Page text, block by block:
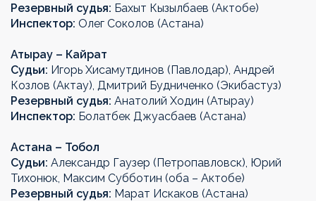
Резервный судья: Бахыт Кызылбаев (Актобе)
Инспектор: Олег Соколов (Астана)
Атырау – Кайрат
Судьи: Игорь Хисамутдинов (Павлодар), Андрей
Козлов (Актау), Дмитрий Будниченко (Экибастуз)
Резервный судья: Анатолий Ходин (Атырау)
Инспектор: Болатбек Джуасбаев (Астана)
Астана – Тобол
Судьи: Александр Гаузер (Петропавловск), Юрий
Тихонюк, Максим Субботин (оба – Актобе)
Резервный судья: Марат Искаков (Астана)